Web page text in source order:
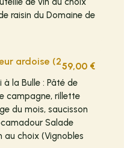
raisin du Domaine de
ardoise (259,00 €
à la Bulle : Pâté de
campagne, rillette
du mois, saucisson
Salade
au choix (Vignobles